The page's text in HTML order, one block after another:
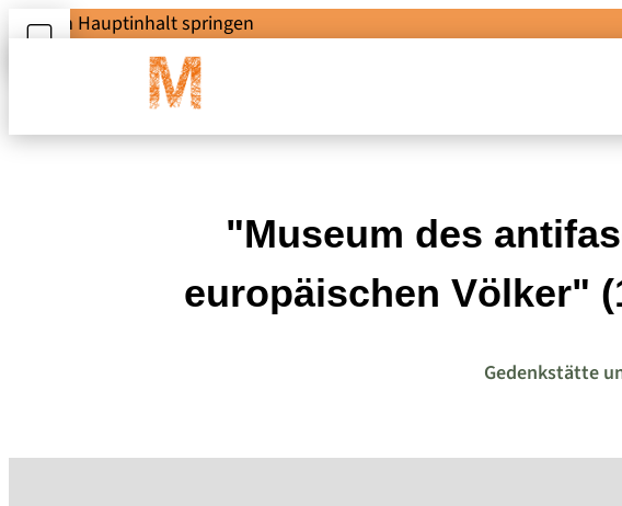
Zum Hauptinhalt springen
"Museum des
europäischen Völker"
Gedenkstätte